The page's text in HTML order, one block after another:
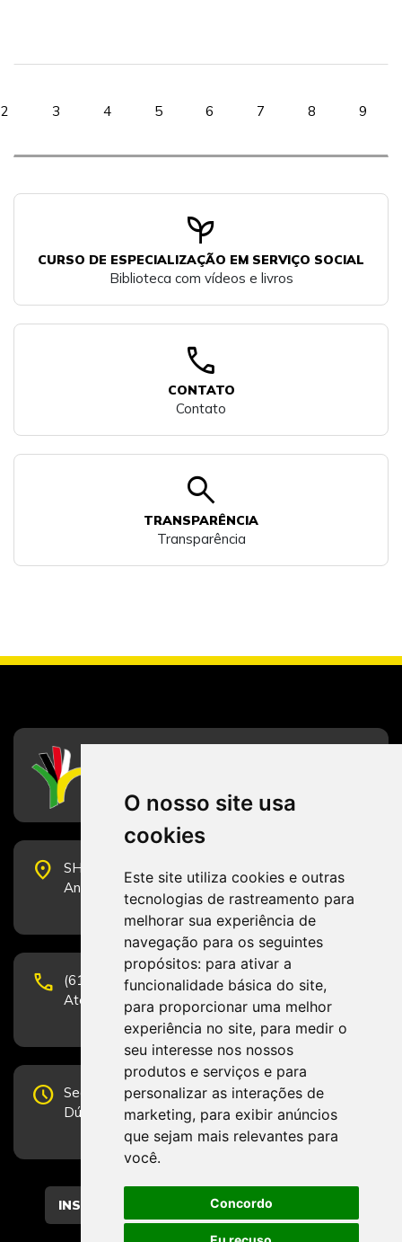
O nosso site usa
cookies
Este site utiliza cookies e outras
tecnologias de rastreamento para
melhorar sua experiência de
navegação para os seguintes
propósitos: para ativar a
funcionalidade básica do site,
para proporcionar uma melhor
experiência no site, para medir o
seu interesse nos nossos
produtos e serviços e para
personalizar as interações de
marketing, para exibir anúncios
que sejam mais relevantes para
você.
Concordo
2 3 4 5 6 7 8 9
psychiatry
CURSO DE ESPECIALIZAÇÃO EM SERVIÇO SOCIAL
Biblioteca com vídeos e livros
call
CONTATO
Contato
search
TRANSPARÊNCIA
Transparência
place
SHS Quadra 6, Bloco E, Complexo Brasil 21, 20º
Andar, Sala 2001 - CEP 70322-915 - Brasília/DF
phone
(61) 3223-1652 e (61) 98131-3801.
Atendimento por telefone em horário comercial
schedule Segunda-feira a Sexta-feira de 12h às 19h.
Dúvidas e sugestões pelo Fale Conosco.